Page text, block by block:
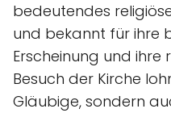
bedeutendes
und bekannt für ihre
Erscheinung und ihre
Besuch der Kirche
Gläubige, sondern